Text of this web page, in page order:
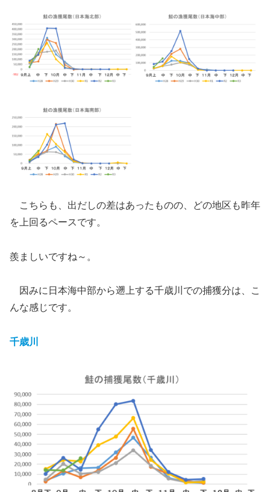
こちらも、出だしの差はあったものの、どの地区も昨年
を上回るペースです。
羨ましいですね～。
因みに日本海中部から遡上する千歳川での捕獲分は、こ
んな感じです。
千歳川